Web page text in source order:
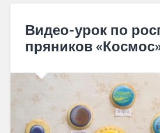
Видео-урок по
пряников